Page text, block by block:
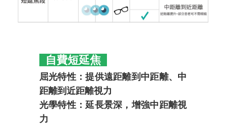
自費短延焦
屈光特性：提供遠距離到中距離、中
距離到近距離視力
光學特性：延長景深，增強中距離視
力